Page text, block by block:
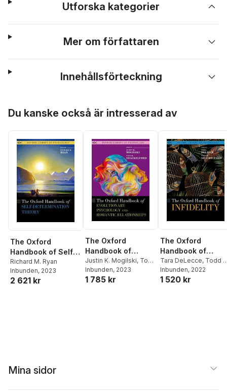
Utforska kategorier
Mer om författaren
Innehållsförteckning
Du kanske också är intresserad av
The Oxford
Handbook of Self-
Determination
Theory
Richard M. Ryan
Inbunden, 2023
2 621 kr
The Oxford
Handbook of
Evolutionary
Psychology and
Romantic
Justin K. Mogilski, Todd
K. Shackelford
Inbunden, 2023
1 785 kr
The Oxford
Handbook of
Infidelity
Tara DeLecce, Todd
Shackelford
Inbunden, 2022
1 520 kr
Mina sidor